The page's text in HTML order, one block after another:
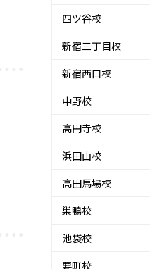
四ツ谷校
新宿三丁目校
新宿西口校
中野校
高円寺校
浜田山校
高田馬場校
巣鴨校
池袋校
要町校